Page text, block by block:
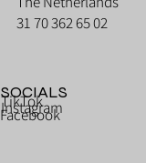
31 70 362 65 02
SOCIALS
TikTok
Instagram
Facebook